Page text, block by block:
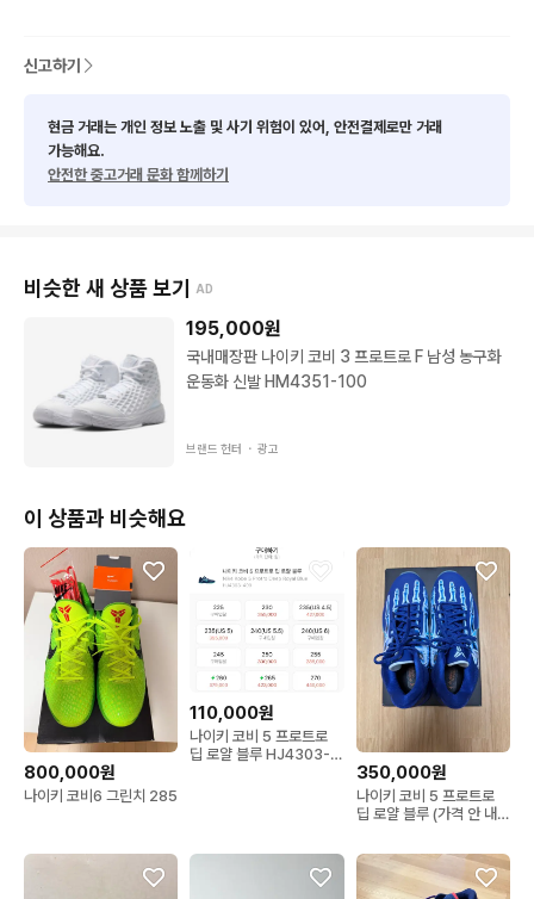
신고하기
현금 거래는 개인 정보 노출 및 사기 위험이 있어, 안전결제로만 거래
가능해요.
안전한 중고거래 문화 함께하기
비슷한 새 상품 보기 AD
195,000원
국내매장판 나이키 코비 3 프로트로 F 남성 농구화
운동화 신발 HM4351-100
브랜드 헌터 ・ 광고
이 상품과 비슷해요
800,000원
나이키 코비6 그린치 285
110,000원
나이키 코비 5 프로트로
딥 로얄 블루 HJ4303-
350,000원
나이키 코비 5 프로트로
딥 로얄 블루 (가격 안 내려